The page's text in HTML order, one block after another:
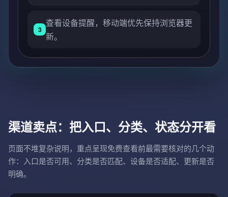
3
查看设备提醒，移动端优先保持浏览器更
新。
渠道卖点：把入口、分类、状态分开看
页面不堆复杂说明，重点呈现免费查看前最需要核对的几个动
作：入口是否可用、分类是否匹配、设备是否适配、更新是否
明确。